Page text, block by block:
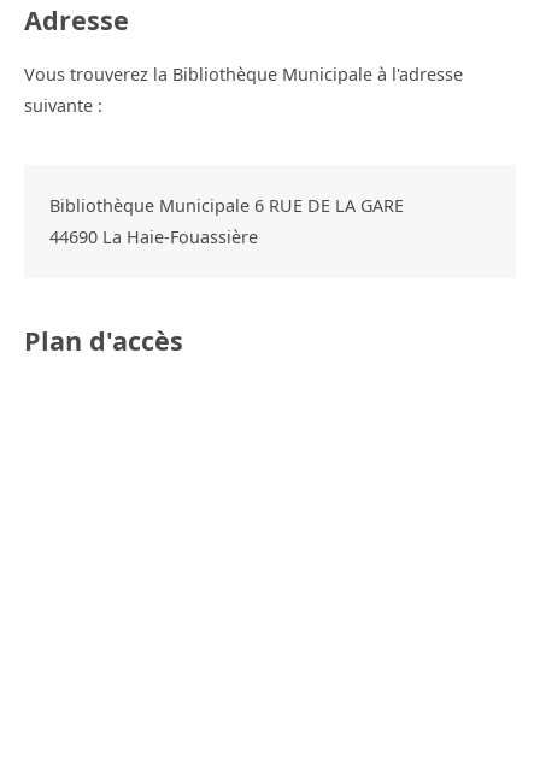
Adresse
Vous trouverez la Bibliothèque Municipale à l'adresse
suivante :
Bibliothèque Municipale 6 RUE DE LA GARE
44690 La Haie-Fouassière
Plan d'accès